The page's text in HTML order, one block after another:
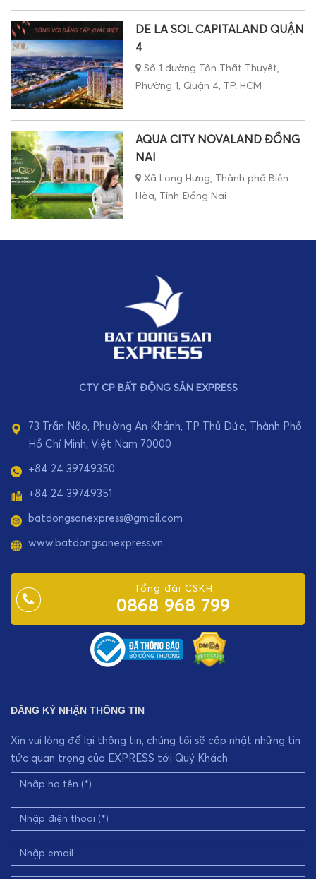
DE LA SOL CAPITALAND QUẬN
4
Số 1 đường Tôn Thất Thuyết,
Phường 1, Quận 4, TP. HCM
AQUA CITY NOVALAND ĐỒNG
NAI
Xã Long Hưng, Thành phố Biên
Hòa, Tỉnh Đồng Nai
CTY CP BẤT ĐỘNG SẢN EXPRESS
73 Trần Não, Phường An Khánh, TP Thủ Đức, Thành Phố
Hồ Chí Minh, Việt Nam 70000
+84 24 39749350
+84 24 39749351
batdongsanexpress@gmail.com
www.batdongsanexpress.vn
Tổng đài CSKH
0868 968 799
ĐĂNG KÝ NHẬN THÔNG TIN
Xin vui lòng để lại thông tin, chúng tôi sẽ cập nhật những tin
tức quan trọng của EXPRESS tới Quý Khách